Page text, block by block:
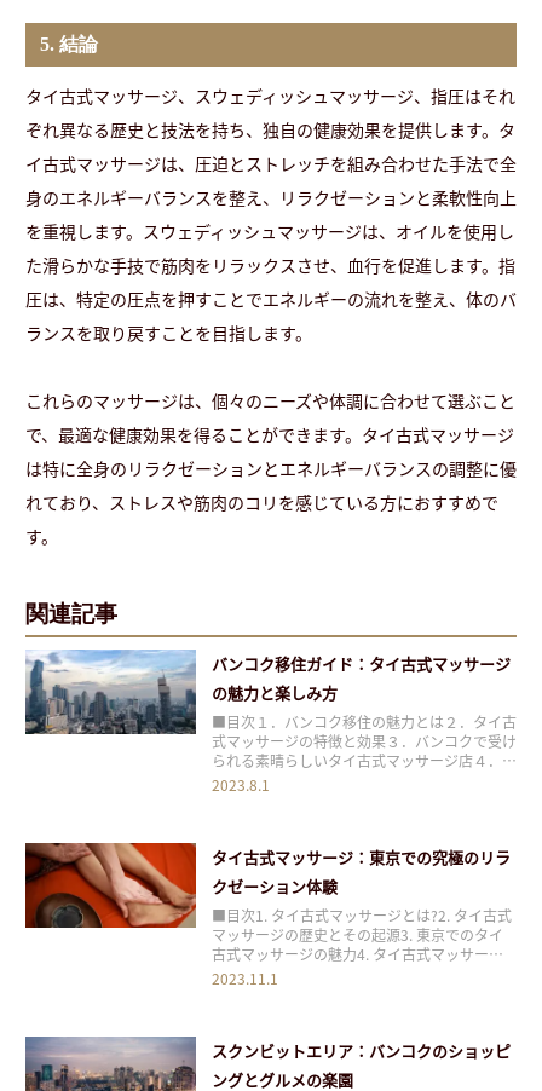
5. 結論
タイ古式マッサージ、スウェディッシュマッサージ、指圧はそれ
ぞれ異なる歴史と技法を持ち、独自の健康効果を提供します。タ
イ古式マッサージは、圧迫とストレッチを組み合わせた手法で全
身のエネルギーバランスを整え、リラクゼーションと柔軟性向上
を重視します。スウェディッシュマッサージは、オイルを使用し
た滑らかな手技で筋肉をリラックスさせ、血行を促進します。指
圧は、特定の圧点を押すことでエネルギーの流れを整え、体のバ
ランスを取り戻すことを目指します。
これらのマッサージは、個々のニーズや体調に合わせて選ぶこと
で、最適な健康効果を得ることができます。タイ古式マッサージ
は特に全身のリラクゼーションとエネルギーバランスの調整に優
れており、ストレスや筋肉のコリを感じている方におすすめで
す。
関連記事
バンコク移住ガイド：タイ古式マッサージ
の魅力と楽しみ方
■目次１．バンコク移住の魅力とは２．タイ古
式マッサージの特徴と効果３．バンコクで受け
られる素晴らしいタイ古式マッサージ店４．タ
イ古式マッサージを楽しむためのヒントと注意
の都市
2023.8.1
タイ古式マッサージ：東京での究極のリラ
クゼーション体験
■目次1. タイ古式マッサージとは?2. タイ古式
マッサージの歴史とその起源3. 東京でのタイ
古式マッサージの魅力4. タイ古式マッサージ
がもたらす健康効果5. タイ古式マッサージ
2023.11.1
スクンビットエリア：バンコクのショッピ
ングとグルメの楽園